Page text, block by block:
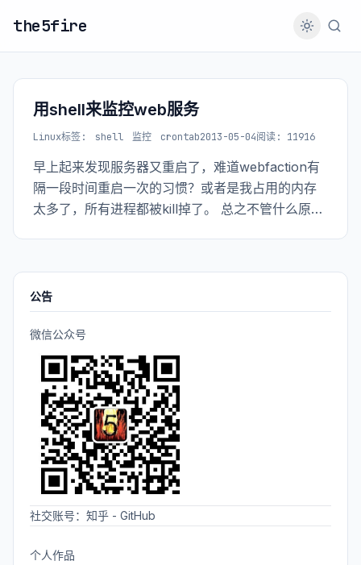
the5fire
用shell来监控web服务
Linux标签: shell 监控 crontab2013-05-04阅读: 11916
早上起来发现服务器又重启了，难道webfaction有
隔一段时间重启一次的习惯？或者是我占用的内存
太多了，所有进程都被kill掉了。 总之不管什么原因
公告
微信公众号
社交账号： 知乎 - GitHub
个人作品